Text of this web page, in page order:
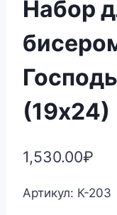
Набор
(19х24)
1,530.00₽
Артикул: К-203